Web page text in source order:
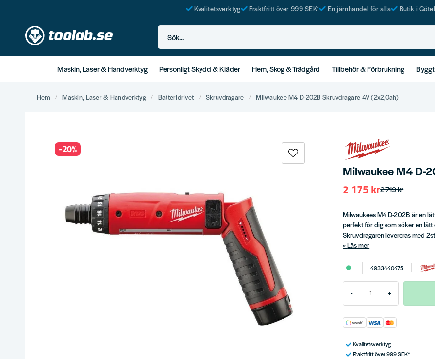
Kvalitetsverktyg Fraktfritt över 999 SEK* En järnhandel för alla Butik i
Sök...
Maskin, Laser & Handverktyg Personligt Skydd & Kläder Hem, Skog & Trädgård Tillbehör & Förbrukning
Hem Maskin, Laser & Handverktyg Batteridrivet Skruvdragare Milwaukee M4 D-202B Skruvdragare 4V (2x2,0ah)
-20%
Milwaukee M4 D-
2 719 kr
2 175 kr
Milwaukees M4 D-202B är en
perfekt för dig som söker en
Skruvdragaren levereras med
Läs mer
4933440475
- +
Kvalitetsverktyg
Fraktfritt över 999 SEK*